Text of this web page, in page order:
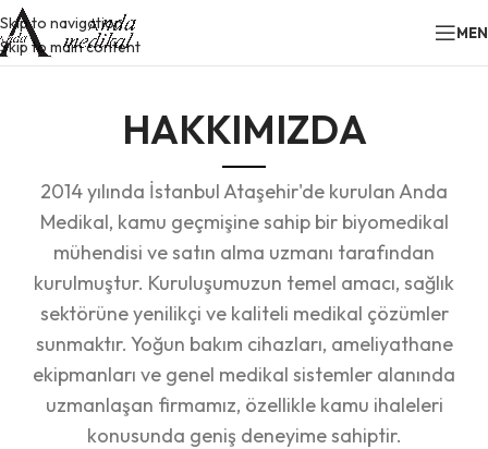
Skip to navigation
Skip to main content
HAKKIMIZDA
2014 yılında İstanbul Ataşehir'de kurulan Anda
Medikal, kamu geçmişine sahip bir biyomedikal
mühendisi ve satın alma uzmanı tarafından
kurulmuştur. Kuruluşumuzun temel amacı, sağlık
sektörüne yenilikçi ve kaliteli medikal çözümler
sunmaktır. Yoğun bakım cihazları, ameliyathane
ekipmanları ve genel medikal sistemler alanında
uzmanlaşan firmamız, özellikle kamu ihaleleri
konusunda geniş deneyime sahiptir.